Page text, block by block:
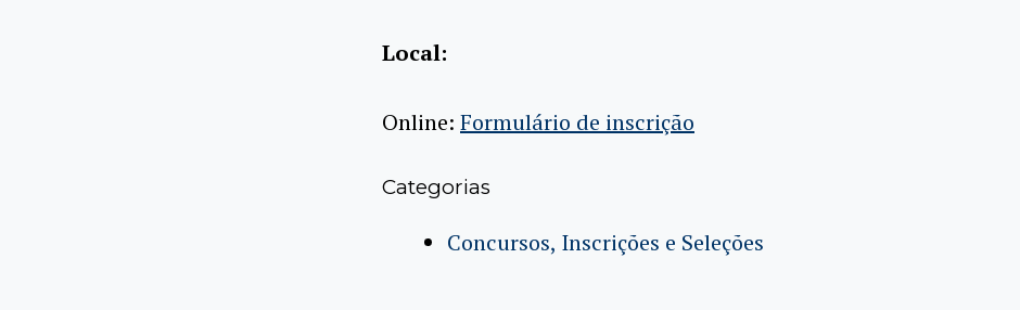
Local:
Online: Formulário de inscrição
Categorias
Concursos, Inscrições e Seleções